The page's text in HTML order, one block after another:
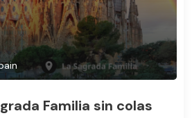
Familia sin colas